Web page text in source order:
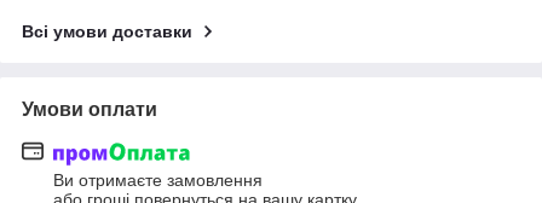
Всі умови доставки
Умови оплати
Ви отримаєте замовлення